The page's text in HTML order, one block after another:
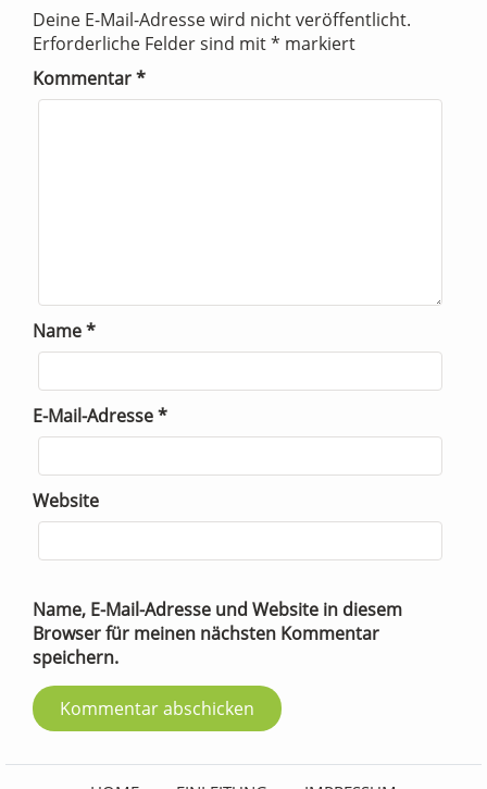
Deine E-Mail-Adresse wird nicht veröffentlicht.
Erforderliche Felder sind mit* markiert
Kommentar*
Name*
E-Mail-Adresse*
Website
Name, E-Mail-Adresse und Website in diesem
Browser für meinen nächsten Kommentar
speichern.